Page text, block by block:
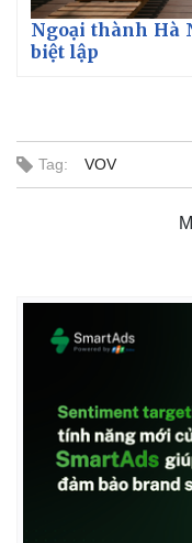
Ngoại thành Hà
biệt lập
Tag: VOV